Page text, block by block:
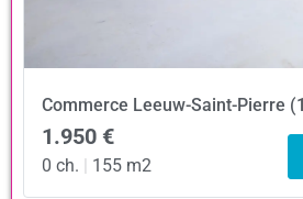
Commerce Leeuw-Saint-Pierre
1.950 €
0 ch. | 155 m2